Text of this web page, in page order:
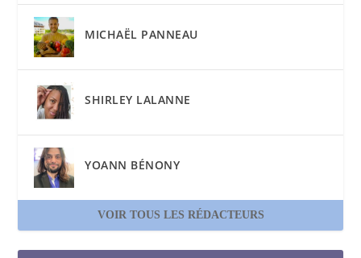
MICHAËL PANNEAU
SHIRLEY LALANNE
YOANN BÉNONY
VOIR TOUS LES RÉDACTEURS